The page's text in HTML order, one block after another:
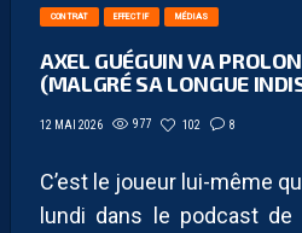
CONTRAT EFFECTIF MÉDIAS
AXEL GUÉGUIN VA
(MALGRÉ SA LONGUE
12 MAI 2026 977 102 8
C’est le joueur lui-même
lundi dans le podcast de